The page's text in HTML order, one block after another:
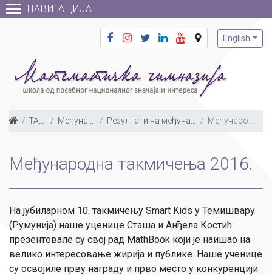
НАВИГАЦИЈА
English
ТАКМИЧЕЊА Међународна такмичења Резултати на међународним такмичењима по годинама Међународна такмичења 2016.
Међународна такмичења 2016.
На јубиларном 10. такмичењу Smart Kids у Темишвару
(Румунија) наше уценице Сташа и Анђела Костић
презентовале су свој рад MathBook који је наишао на
велико интересовање жирија и публике. Наше ученице
су освојиле прву награду и прво место у конкуренцији